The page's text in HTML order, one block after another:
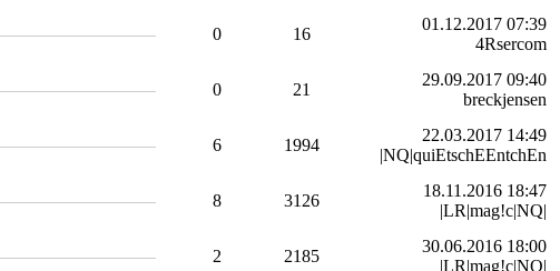
0 16
01.12.2017 07:39
4Rsercom
0 21
29.09.2017 09:40
breckjensen
6 1994
22.03.2017 14:49
|NQ|quiEtschEEntchEn
8 3126
18.11.2016 18:47
|LR|mag!c|NQ|
2 2185
30.06.2016 18:00
|LR|mag!c|NQ|